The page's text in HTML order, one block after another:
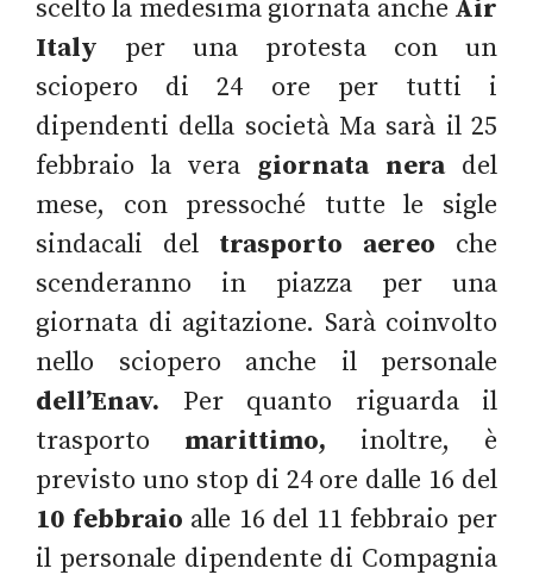
scelto la medesima giornata anche Air
Italy per una protesta con un
sciopero di 24 ore per tutti i
dipendenti della società Ma sarà il 25
febbraio la vera giornata neradel
mese, con pressoché tutte le sigle
sindacali del trasporto aereo che
scenderanno in piazza per una
giornata di agitazione. Sarà coinvolto
nello sciopero anche il personale
dell’Enav. Per quanto riguarda il
trasporto marittimo, inoltre, è
previsto uno stop di 24 ore dalle 16 del
10 febbraio alle 16 del 11 febbraio per
il personale dipendente di Compagnia